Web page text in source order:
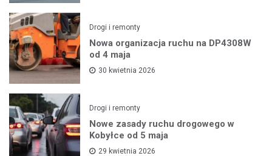
Drogi i remonty
Nowa organizacja ruchu na DP4308W
od 4 maja
30 kwietnia 2026
Drogi i remonty
Nowe zasady ruchu drogowego w
Kobyłce od 5 maja
29 kwietnia 2026